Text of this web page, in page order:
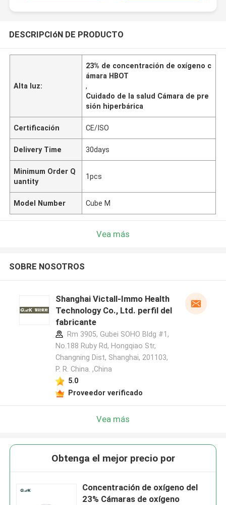
DESCRIPCIóN DE PRODUCTO
Alta luz:
23% de concentración de oxígeno c
ámara HBOT
,
Cuidado de la salud Cámara de pre
sión hiperbárica
Certificación CE/ISO
Delivery Time 30days
Minimum Order Q
uantity
1pcs
Model Number Cube M
Vea más
SOBRE NOSOTROS
Shanghai Victall-Immo Health
Technology Co., Ltd. perfil del
fabricante
Rm 3905, Gubei SOHO Bldg #1,
No.188 Ruby Rd, Hongqiao Str,
Changning Dist, Shanghai, 201103,
P. R. China. ,China
5.0
Proveedor verificado
Vea más
Obtenga el mejor precio por
Concentración de oxígeno del
23% Cámaras de oxígeno